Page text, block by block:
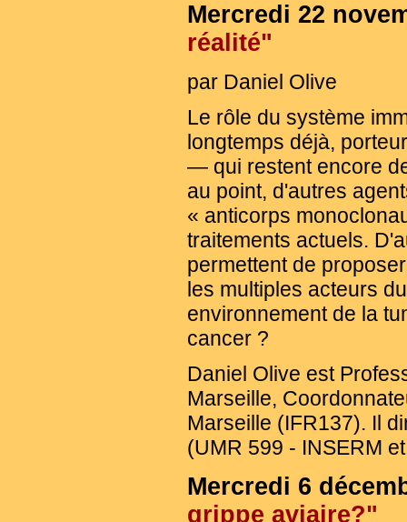
Mercredi 22
réalité"
par Daniel Olive
Le rôle du système
longtemps déjà,
— qui restent encore
au point, d'autres
« anticorps
traitements actuels.
permettent de
les multiples acteurs
environnement de la
cancer ?
Daniel Olive est
Marseille,
Marseille (IFR137). Il
(UMR 599 - INSERM
Mercredi 6
grippe aviaire?"